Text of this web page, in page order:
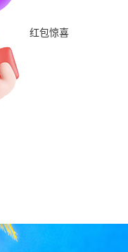
红包惊喜